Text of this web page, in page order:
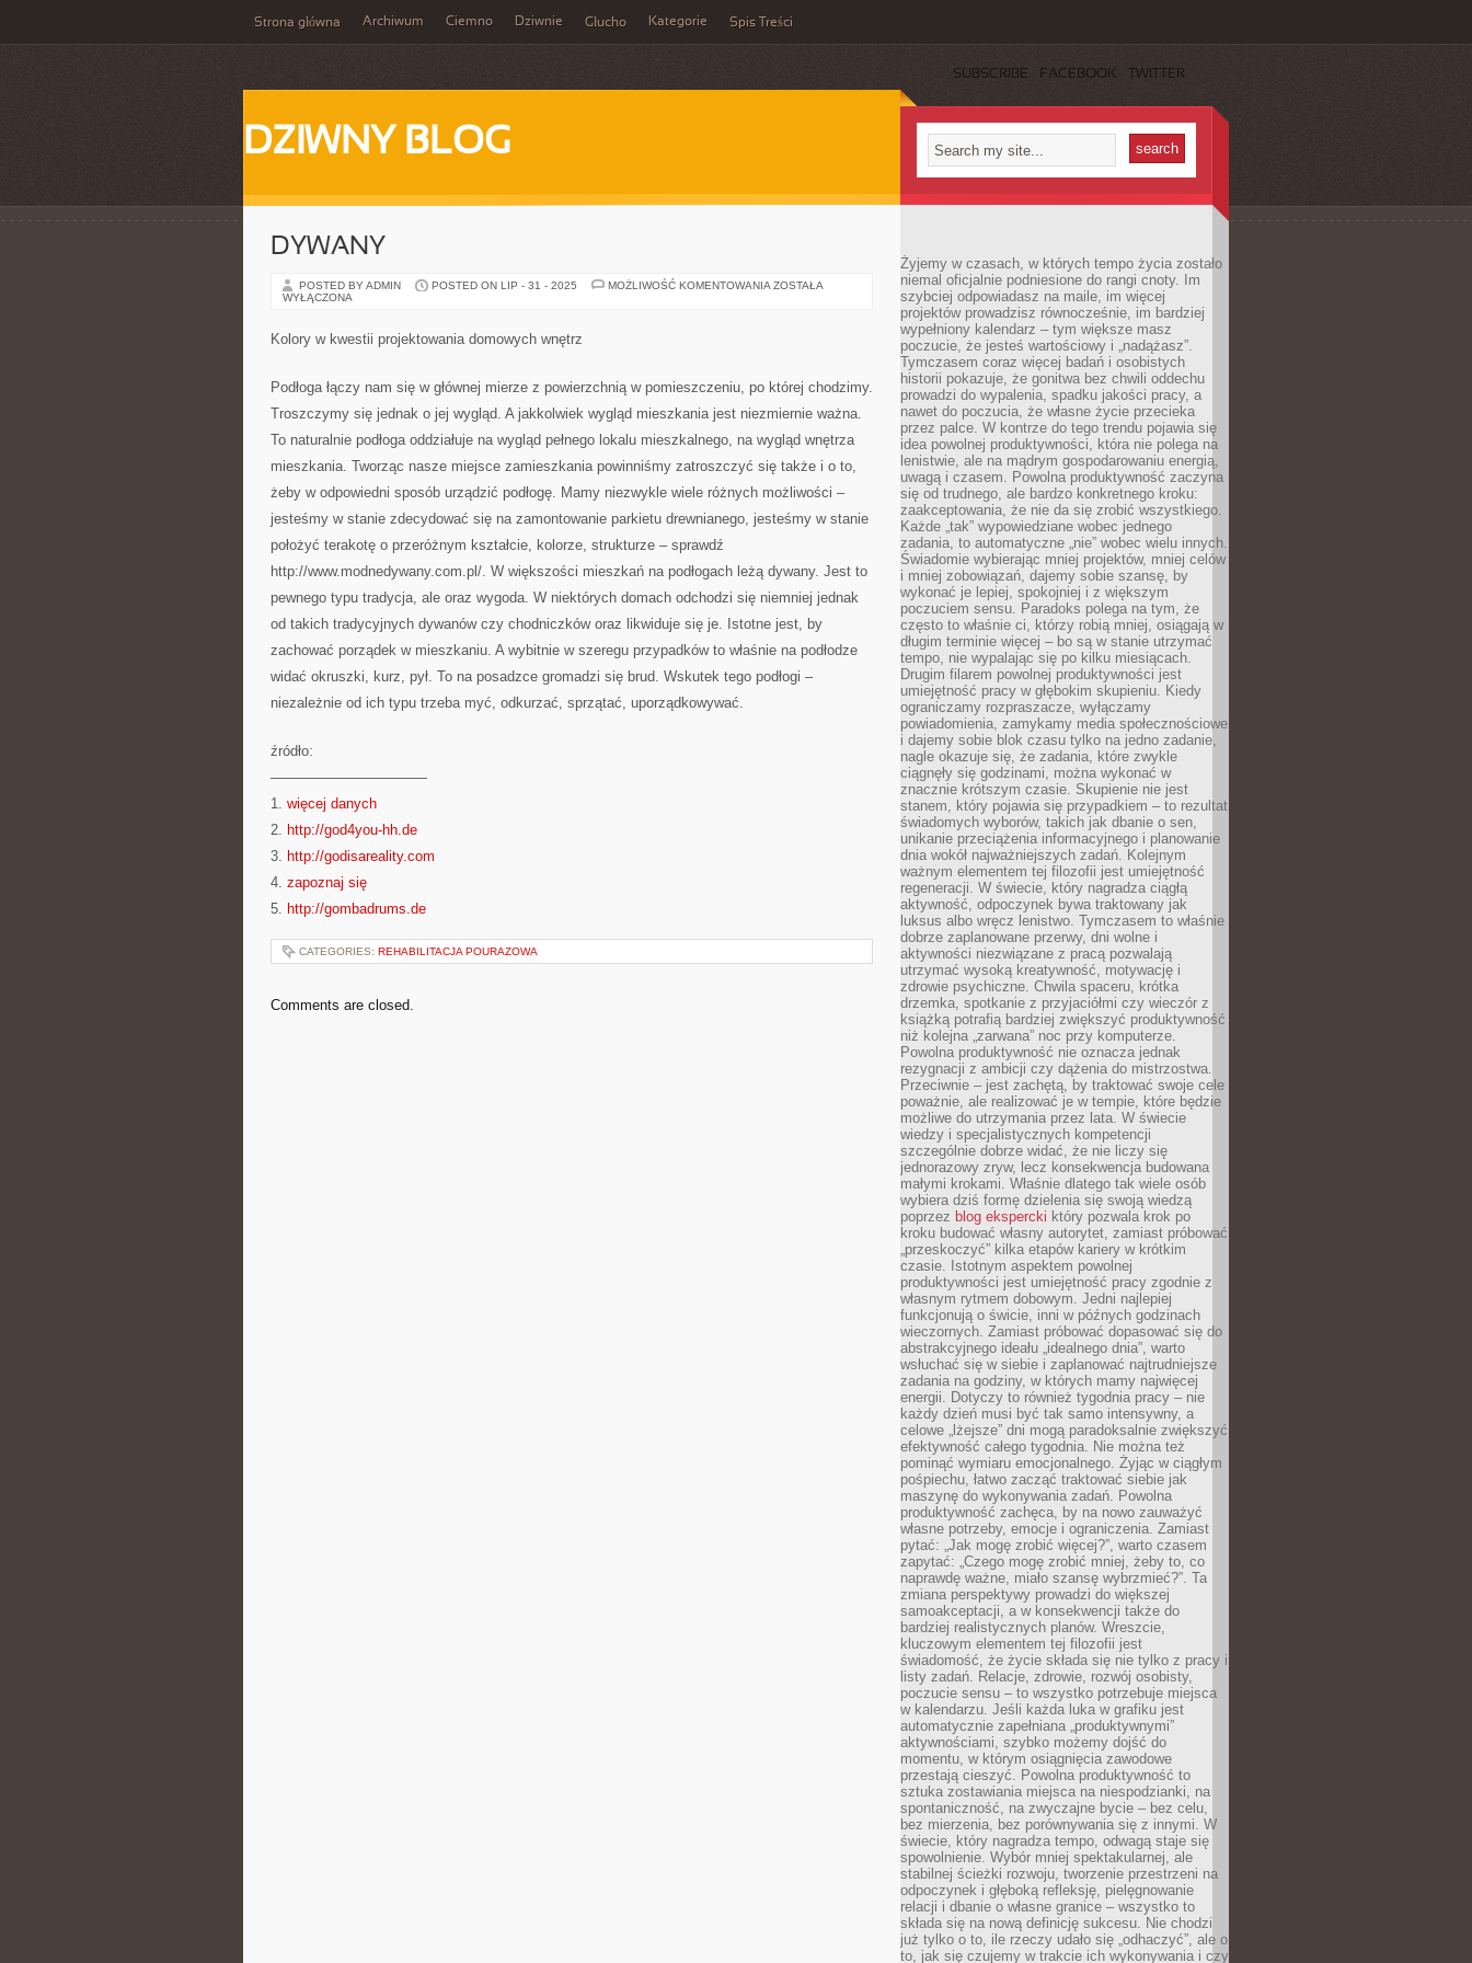
Strona główna Archiwum Ciemno Dziwnie Głucho Kategorie Spis Treści
SUBSCRIBE FACEBOOK TWITTER
DZIWNY BLOG
DYWANY
POSTED BY ADMIN POSTED ON LIP - 31 - 2025 MOŻLIWOŚĆ KOMENTOWANIA DYWANY
ZOSTAŁA
WYŁĄCZONA
Kolory w kwestii projektowania domowych wnętrz
Podłoga łączy nam się w głównej mierze z powierzchnią w pomieszczeniu, po której chodzimy.
Troszczymy się jednak o jej wygląd. A jakkolwiek wygląd mieszkania jest niezmiernie ważna.
To naturalnie podłoga oddziałuje na wygląd pełnego lokalu mieszkalnego, na wygląd wnętrza
mieszkania. Tworząc nasze miejsce zamieszkania powinniśmy zatroszczyć się także i o to,
żeby w odpowiedni sposób urządzić podłogę. Mamy niezwykle wiele różnych możliwości –
jesteśmy w stanie zdecydować się na zamontowanie parkietu drewnianego, jesteśmy w stanie
położyć terakotę o przeróżnym kształcie, kolorze, strukturze – sprawdź
http://www.modnedywany.com.pl/. W większości mieszkań na podłogach leżą dywany. Jest to
pewnego typu tradycja, ale oraz wygoda. W niektórych domach odchodzi się niemniej jednak
od takich tradycyjnych dywanów czy chodniczków oraz likwiduje się je. Istotne jest, by
zachować porządek w mieszkaniu. A wybitnie w szeregu przypadków to właśnie na podłodze
widać okruszki, kurz, pył. To na posadzce gromadzi się brud. Wskutek tego podłogi –
niezależnie od ich typu trzeba myć, odkurzać, sprzątać, uporządkowywać.
źródło:
———————————
1. więcej danych
2. http://god4you-hh.de
3. http://godisareality.com
4. zapoznaj się
5. http://gombadrums.de
CATEGORIES: REHABILITACJA POURAZOWA
Comments are closed.
Żyjemy w czasach, w których tempo życia zostało
niemal oficjalnie podniesione do rangi cnoty. Im
szybciej odpowiadasz na maile, im więcej
projektów prowadzisz równocześnie, im bardziej
wypełniony kalendarz – tym większe masz
poczucie, że jesteś wartościowy i „nadążasz”.
Tymczasem coraz więcej badań i osobistych
historii pokazuje, że gonitwa bez chwili oddechu
prowadzi do wypalenia, spadku jakości pracy, a
nawet do poczucia, że własne życie przecieka
przez palce. W kontrze do tego trendu pojawia się
idea powolnej produktywności, która nie polega na
lenistwie, ale na mądrym gospodarowaniu energią,
uwagą i czasem. Powolna produktywność zaczyna
się od trudnego, ale bardzo konkretnego kroku:
zaakceptowania, że nie da się zrobić wszystkiego.
Każde „tak” wypowiedziane wobec jednego
zadania, to automatyczne „nie” wobec wielu innych.
Świadomie wybierając mniej projektów, mniej celów
i mniej zobowiązań, dajemy sobie szansę, by
wykonać je lepiej, spokojniej i z większym
poczuciem sensu. Paradoks polega na tym, że
często to właśnie ci, którzy robią mniej, osiągają w
długim terminie więcej – bo są w stanie utrzymać
tempo, nie wypalając się po kilku miesiącach.
Drugim filarem powolnej produktywności jest
umiejętność pracy w głębokim skupieniu. Kiedy
ograniczamy rozpraszacze, wyłączamy
powiadomienia, zamykamy media społecznościowe
i dajemy sobie blok czasu tylko na jedno zadanie,
nagle okazuje się, że zadania, które zwykle
ciągnęły się godzinami, można wykonać w
znacznie krótszym czasie. Skupienie nie jest
stanem, który pojawia się przypadkiem – to rezultat
świadomych wyborów, takich jak dbanie o sen,
unikanie przeciążenia informacyjnego i planowanie
dnia wokół najważniejszych zadań. Kolejnym
ważnym elementem tej filozofii jest umiejętność
regeneracji. W świecie, który nagradza ciągłą
aktywność, odpoczynek bywa traktowany jak
luksus albo wręcz lenistwo. Tymczasem to właśnie
dobrze zaplanowane przerwy, dni wolne i
aktywności niezwiązane z pracą pozwalają
utrzymać wysoką kreatywność, motywację i
zdrowie psychiczne. Chwila spaceru, krótka
drzemka, spotkanie z przyjaciółmi czy wieczór z
książką potrafią bardziej zwiększyć produktywność
niż kolejna „zarwana” noc przy komputerze.
Powolna produktywność nie oznacza jednak
rezygnacji z ambicji czy dążenia do mistrzostwa.
Przeciwnie – jest zachętą, by traktować swoje cele
poważnie, ale realizować je w tempie, które będzie
możliwe do utrzymania przez lata. W świecie
wiedzy i specjalistycznych kompetencji
szczególnie dobrze widać, że nie liczy się
jednorazowy zryw, lecz konsekwencja budowana
małymi krokami. Właśnie dlatego tak wiele osób
wybiera dziś formę dzielenia się swoją wiedzą
poprzez blog ekspercki który pozwala krok po
kroku budować własny autorytet, zamiast próbować
„przeskoczyć” kilka etapów kariery w krótkim
czasie. Istotnym aspektem powolnej
produktywności jest umiejętność pracy zgodnie z
własnym rytmem dobowym. Jedni najlepiej
funkcjonują o świcie, inni w późnych godzinach
wieczornych. Zamiast próbować dopasować się do
abstrakcyjnego ideału „idealnego dnia”, warto
wsłuchać się w siebie i zaplanować najtrudniejsze
zadania na godziny, w których mamy najwięcej
energii. Dotyczy to również tygodnia pracy – nie
każdy dzień musi być tak samo intensywny, a
celowe „lżejsze” dni mogą paradoksalnie zwiększyć
efektywność całego tygodnia. Nie można też
pominąć wymiaru emocjonalnego. Żyjąc w ciągłym
pośpiechu, łatwo zacząć traktować siebie jak
maszynę do wykonywania zadań. Powolna
produktywność zachęca, by na nowo zauważyć
własne potrzeby, emocje i ograniczenia. Zamiast
pytać: „Jak mogę zrobić więcej?”, warto czasem
zapytać: „Czego mogę zrobić mniej, żeby to, co
naprawdę ważne, miało szansę wybrzmieć?”. Ta
zmiana perspektywy prowadzi do większej
samoakceptacji, a w konsekwencji także do
bardziej realistycznych planów. Wreszcie,
kluczowym elementem tej filozofii jest
świadomość, że życie składa się nie tylko z pracy i
listy zadań. Relacje, zdrowie, rozwój osobisty,
poczucie sensu – to wszystko potrzebuje miejsca
w kalendarzu. Jeśli każda luka w grafiku jest
automatycznie zapełniana „produktywnymi”
aktywnościami, szybko możemy dojść do
momentu, w którym osiągnięcia zawodowe
przestają cieszyć. Powolna produktywność to
sztuka zostawiania miejsca na niespodzianki, na
spontaniczność, na zwyczajne bycie – bez celu,
bez mierzenia, bez porównywania się z innymi. W
świecie, który nagradza tempo, odwagą staje się
spowolnienie. Wybór mniej spektakularnej, ale
stabilnej ścieżki rozwoju, tworzenie przestrzeni na
odpoczynek i głęboką refleksję, pielęgnowanie
relacji i dbanie o własne granice – wszystko to
składa się na nową definicję sukcesu. Nie chodzi
już tylko o to, ile rzeczy udało się „odhaczyć”, ale o
to, jak się czujemy w trakcie ich wykonywania i czy